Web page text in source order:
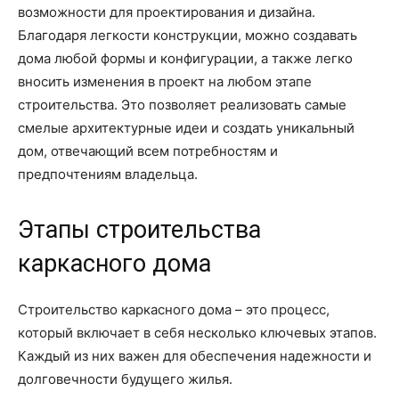
возможности для проектирования и дизайна.
Благодаря легкости конструкции, можно создавать
дома любой формы и конфигурации, а также легко
вносить изменения в проект на любом этапе
строительства. Это позволяет реализовать самые
смелые архитектурные идеи и создать уникальный
дом, отвечающий всем потребностям и
предпочтениям владельца.
Этапы строительства
каркасного дома
Строительство каркасного дома – это процесс,
который включает в себя несколько ключевых этапов.
Каждый из них важен для обеспечения надежности и
долговечности будущего жилья.